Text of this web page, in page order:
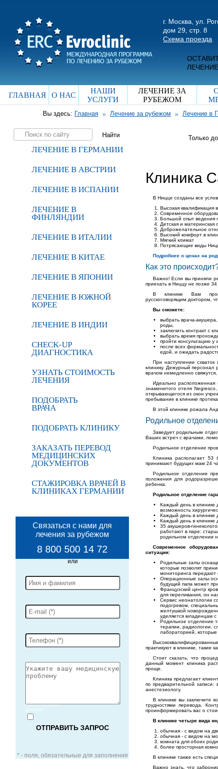
г. Москва, ул.
дом 29, стр. 8
Схема проезда
ГЛАВНАЯ О НАС
НАШИ
УСЛУГИ
ЛЕЧЕНИЕ ЗА
РУБЕЖОМ
Вы здесь: Главная Лечение за рубежом Лечение в
ЛЕЧЕНИЕ В ГЕРМАНИИ
ЛЕЧЕНИЕ В АВСТРИИ
ЛЕЧЕНИЕ В ИСПАНИИ
ЛЕЧЕНИЕ В
ФИНЛЯНДИИ
ЛЕЧЕНИЕ В ИТАЛИИ
ЛЕЧЕНИЕ В КИТАЕ
ЛЕЧЕНИЕ В ЯПОНИИ
ЛЕЧЕНИЕ В ЮЖНОЙ
КОРЕЕ
ЛЕЧЕНИЕ В ИНДИИ
CHECK-UP
ДИАГНОСТИКА
УЗНАТЬ СТОИМОСТЬ
ЛЕЧЕНИЯ
ПОДОБРАТЬ
ВРАЧА
ПОДОБРАТЬ КЛИНИКУ
ЗАКАЗАТЬ ПЕРЕВОД
МЕДИЦИНСКИХ
ДОКУМЕНТОВ
СТАЖИРОВКА ВРАЧЕЙ В
КЛИНИКАХ ГЕРМАНИИ
Связаться с нами для
лечения за рубежом
8 800 500 14 72
персональных
данных
* - поля, обязательные для заполнения
Только
Клиника
В Ницце созданы все
Высокая квалификация
Современное
Большой опыт ведения
Детская и материнская
Доброжелательное
Высокий комфорт в
Мягкий климат
Потрясающие виды
Подробнее о ценах на
Как это
Важно! Если вы приняли
приехать в Ниццу не позже
В клинике Вам
русскоговорящим доктором,
Вы сможете:
выбрать врача-
роды,
заключить контракт с
выбрать время
пройти консультацию у
после всех
едой, и ожидать
При наступлении
клинику. Дежурный персонал
врачом немедленно
Идеально
знаменитого отеля
открывающегося из окон
пребывание в клинике
В этой клинике рожала
Родильное
Заведует родильным
Ваших встреч с врачами,
Родильное отделение
Клиника располагает
принимают будущих мам 24
Родильное отделение
положения для
ребенка.
Родильное отделение
Каждый день в клинике
возможность
Каждый день в клинике
Каждый день в клинике
35 акушеров-
работают в паре:
родильном отделении
Современное
ситуации:
Родильные залы
которые позволят
мониторинга передают
Операционные залы
будущий папа может
Французский центр
для переливания, он
Сервис неонатологии
подогревом,
желтушкой
уделяется младенцам
Родильное отделение
терапии, радиологии,
лабораторией, которые
практикуют в клинике, такие
Стоит сказать, что
данный момент клиника
проще.
Клиника предлагает
по предварительной записи:
анестезиологу.
В клинике вы заключите
трудностями перевода.
проинформировать вас о
В клинике четыре вида
обычная - с видом на
обычная - с видом на
комната для обоих
более просторная
В клинике также есть
Важно знать, что